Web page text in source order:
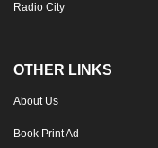
Radio City
OTHER LINKS
About Us
Book Print Ad